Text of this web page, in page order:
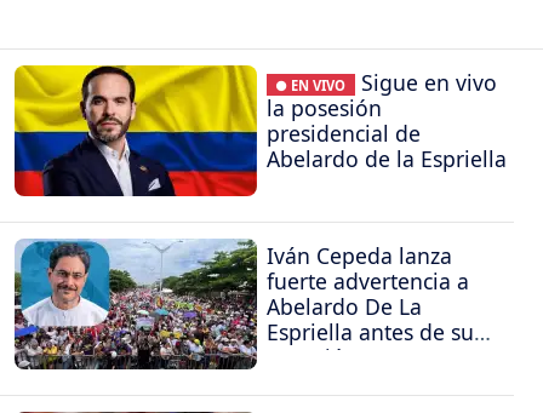
● EN VIVO
Sigue en vivo
la posesión
presidencial de
Abelardo de la Espriella
Iván Cepeda lanza
fuerte advertencia a
Abelardo De La
Espriella antes de su
posesión